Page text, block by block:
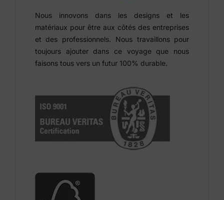
Nous innovons dans les designs et les
matériaux pour être aux côtés des entreprises
et des professionnels. Nous travaillons pour
toujours ajouter dans ce voyage que nous
faisons tous vers un futur 100% durable.